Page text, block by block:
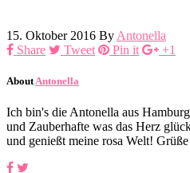
15. Oktober 2016 By Antonella
Share
Tweet Pin it +1
About Antonella
Ich bin's die Antonella aus
und Zauberhafte was das Herz
und genießt meine rosa Welt!